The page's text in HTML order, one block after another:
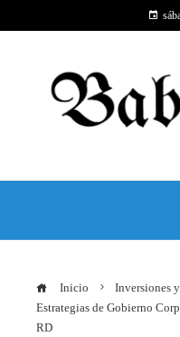
Inicio
Inversiones
Estrategias de Gobierno
RD